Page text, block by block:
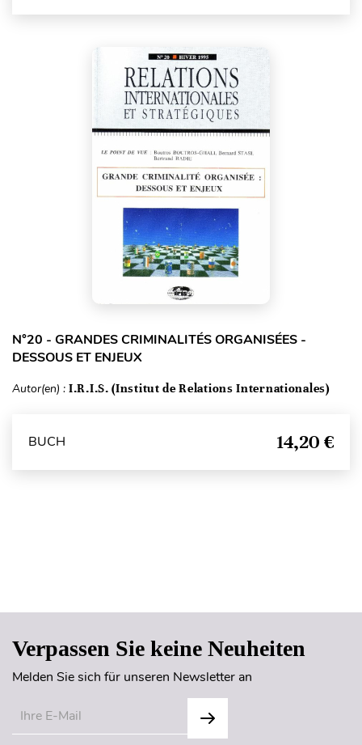
N°20 - GRANDES CRIMINALITÉS ORGANISÉES -
DESSOUS ET ENJEUX
Autor(en) : I.R.I.S. (Institut de Relations Internationales)
BUCH 14,20 €
Verpassen Sie keine Neuheiten
Melden Sie sich für unseren Newsletter an